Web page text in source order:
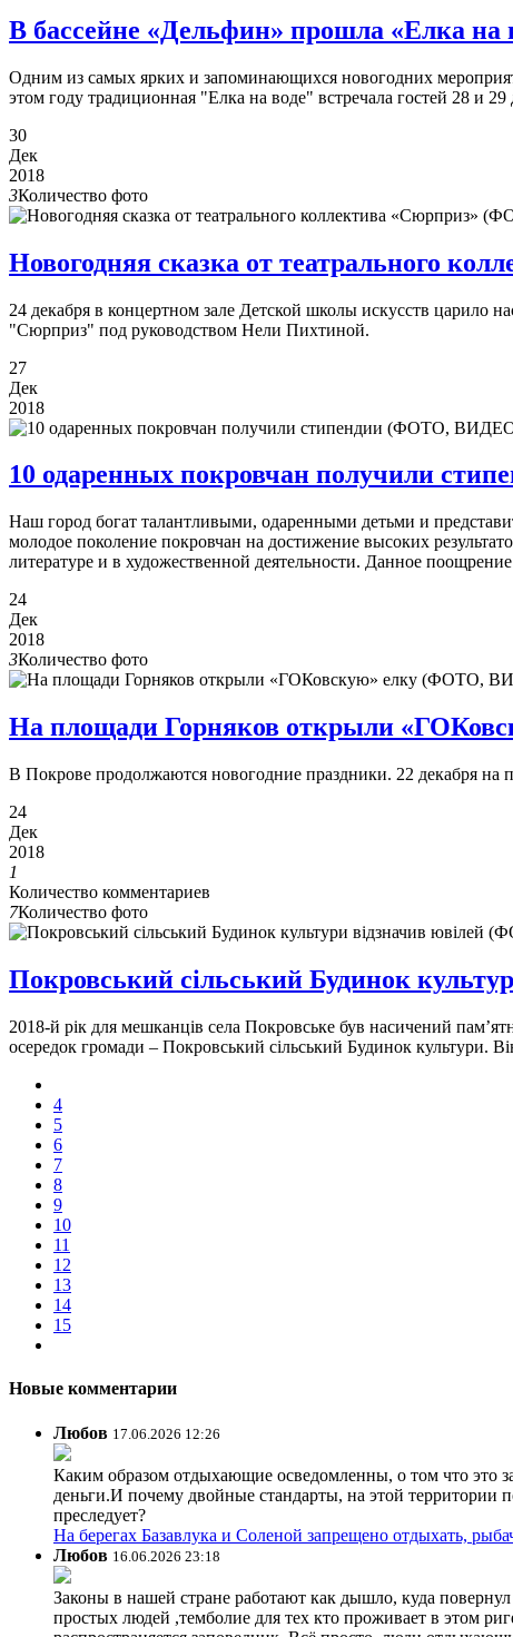
В бассейне «Дельфин» прошла «Елка
Одним из самых ярких и запоминающихся новогодних
этом году традиционная "Елка на воде" встречала гостей 28 и 29
30
Дек
2018
3Количество фото
Новогодняя сказка от театрального
24 декабря в концертном зале Детской школы искусств царило
"Сюрприз" под руководством Нели Пихтиной.
27
Дек
2018
10 одаренных покровчан получили
Наш город богат талантливыми, одаренными детьми и
молодое поколение покровчан на достижение высоких
литературе и в художественной деятельности. Данное поощрение
24
Дек
2018
3Количество фото
На площади Горняков открыли
В Покрове продолжаются новогодние праздники. 22 декабря
24
Дек
2018
1
Количество комментариев
7Количество фото
Покровський сільський Будинок
2018-й рік для мешканців села Покровське був насичений
осередок громади – Покровський сільський Будинок культури.
4
5
6
7
8
9
10
11
12
13
14
15
Новые комментарии
Любов 17.06.2026 12:26
Каким образом отдыхающие осведомленны, о том что это
деньги.И почему двойные стандарты, на этой территории
преследует?
На берегах Базавлука и Соленой запрещено отдыхать,
Любов 16.06.2026 23:18
Законы в нашей стране работают как дышло, куда
простых людей ,темболие для тех кто проживает в этом